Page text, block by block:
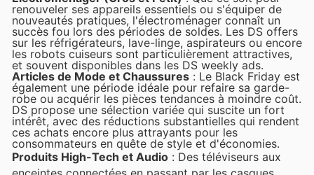
renouveler ses appareils essentiels ou s'équiper de
nouveautés pratiques, l'électroménager connaît un
succès fou lors des périodes de soldes. Les DS offers
sur les réfrigérateurs, lave-linge, aspirateurs ou encore
les robots cuiseurs sont particulièrement attractives,
et souvent disponibles dans les DS weekly ads.
Articles de Mode et Chaussures : Le Black Friday est
également une période idéale pour refaire sa garde-
robe ou acquérir les pièces tendances à moindre coût.
DS propose une sélection variée qui suscite un fort
intérêt, avec des réductions substantielles qui rendent
ces achats encore plus attrayants pour les
consommateurs en quête de style et d'économies.
Produits High-Tech et Audio : Des téléviseurs aux